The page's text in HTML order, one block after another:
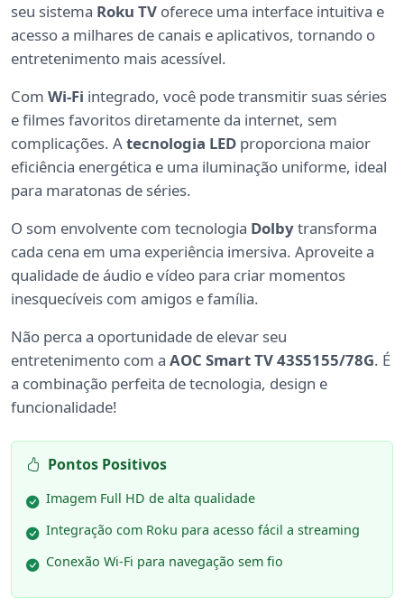
seu sistema Roku TV oferece uma interface intuitiva e
acesso a milhares de canais e aplicativos, tornando o
entretenimento mais acessível.
Com Wi-Fi integrado, você pode transmitir suas séries
e filmes favoritos diretamente da internet, sem
complicações. Atecnologia LED proporciona maior
eficiência energética e uma iluminação uniforme, ideal
para maratonas de séries.
O som envolvente com tecnologia Dolbytransforma
cada cena em uma experiência imersiva. Aproveite a
qualidade de áudio e vídeo para criar momentos
inesquecíveis com amigos e família.
Não perca a oportunidade de elevar seu
entretenimento com a AOC Smart TV 43S5155/78G. É
a combinação perfeita de tecnologia, design e
funcionalidade!
Pontos Positivos
Imagem Full HD de alta qualidade
Integração com Roku para acesso fácil a streaming
Conexão Wi-Fi para navegação sem fio